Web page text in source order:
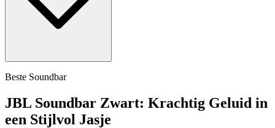
Beste Soundbar
JBL Soundbar Zwart: Krachtig Geluid in
een Stijlvol Jasje